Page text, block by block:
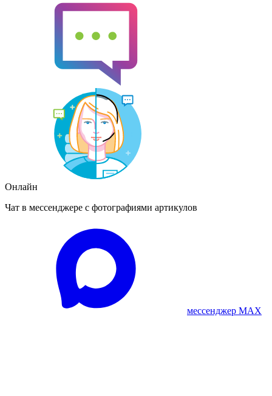
Онлайн
Чат в мессенджере с фотографиями артикулов
мессенджер MAX